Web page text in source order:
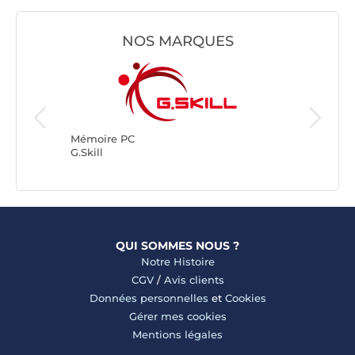
NOS MARQUES
Mémoire PC
G.Skill
Kingston
QUI SOMMES NOUS ?
Notre Histoire
CGV/ Avis clients
Données personnelles et Cookies
Gérer mes cookies
Mentions légales